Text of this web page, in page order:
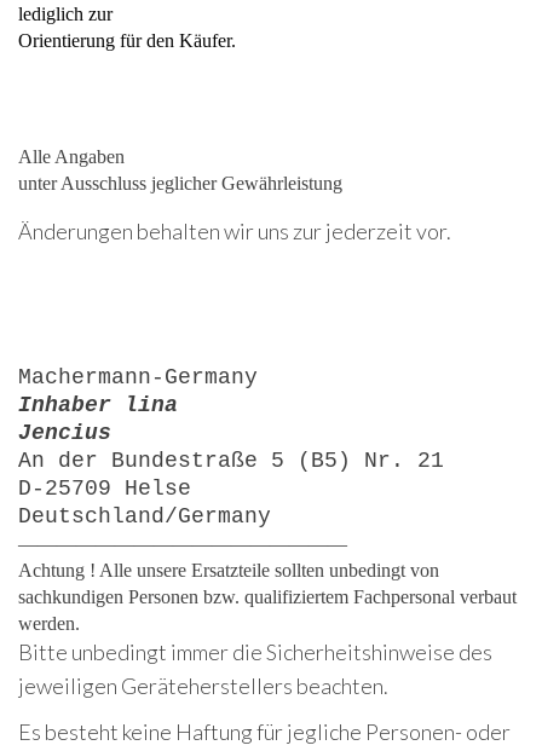
lediglich zur
Orientierung für den Käufer.
Alle Angaben
unter Ausschluss jeglicher Gewährleistung
Änderungen behalten wir uns zur jederzeit vor.
Machermann-Germany
Inhaber lina
Jencius
An der Bundestraße 5 (B5) Nr. 21
D-25709 Helse
Deutschland/Germany
—————————————————
Achtung ! Alle unsere Ersatzteile sollten unbedingt von
sachkundigen Personen bzw. qualifiziertem Fachpersonal verbaut
werden.
Bitte unbedingt immer die Sicherheitshinweise des
jeweiligen Geräteherstellers beachten.
Es besteht keine Haftung für jegliche Personen- oder